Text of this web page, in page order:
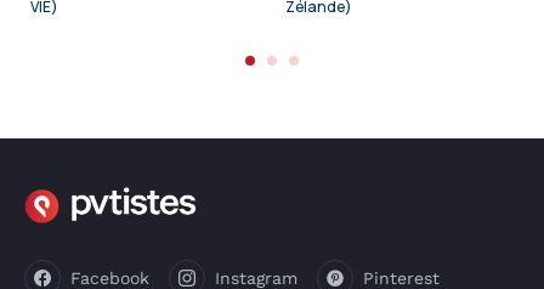
VIE)
Zélande)
Facebook Instagram Pinterest